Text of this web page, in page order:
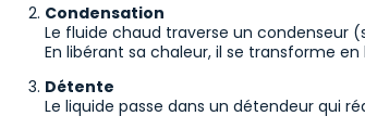
Condensation
Le fluide chaud traverse un condenseur
En libérant sa chaleur, il se transforme en
Détente
Le liquide passe dans un détendeur qui